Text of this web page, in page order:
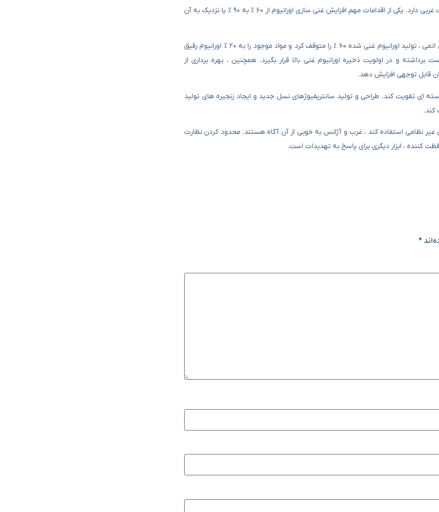
در حوزه فنی و هسته ای ، ایران گزینه های مختلفی برای پاسخگویی به تهدیدات غربی دارد. یکی از اقدامات مهم افزایش غنی سازی اورانیوم از ۶۰ ٪ به ۹۰ ٪ یا نزدیک به آن
سال گذشته ، ایران در سفر به رافائل گروسی ، مدیر کل آژانس بین المللی انرژی اتمی ، تولید اورانیوم غنی شده ۶۰ ٪ را متوقف کرد و مواد موجود را به ۲۰ ٪ اورانیوم رقیق
، ایران باید از رقیق شدن یا تبدیل ۶۰ ٪ اورانیوم دست برداشته و در اولویت ذخیره اورانیوم غنی بالا قرار بگیرد. همچنین ، بهره برداری از
قابل توجهی افزایش دهد.
ای تقویت کند. طراحی و تولید سانتریفیوژهای نسل جدید و ایجاد زنجیره های تولید
کند.
غیر نظامی استفاده کند ، غرب و آژانس به خوبی از آن آگاه هستند. محدود کردن نظارت
کننده ، ابزار دیگری برای پاسخ به تهدیدات است.
*